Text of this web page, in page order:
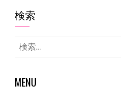
検索
検
MENU